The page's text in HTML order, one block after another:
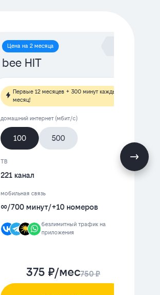
Цена на 2 месяца
bee HIT
Первые 12 месяцев + 300 минут каждый
месяц!
домашний интернет (мбит/с)
100 500
ТВ
221 канал
мобильная связь
∞/700 минут/+10 номеров
безлимитный трафик на
приложения
375 ₽/мес750 ₽